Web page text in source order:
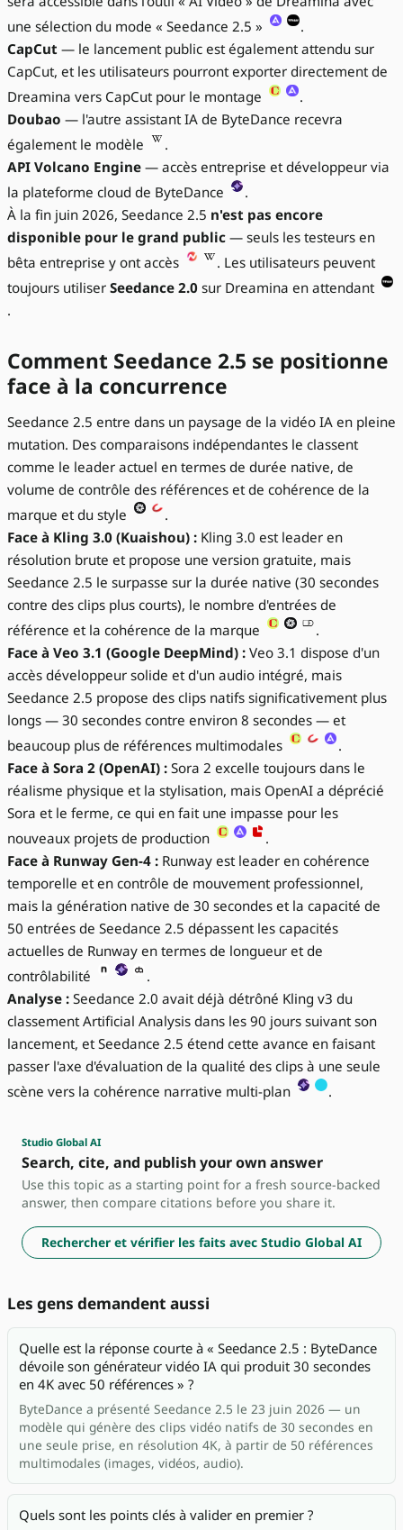
une sélection du mode « Seedance 2.5 »
.
CapCut — le lancement public est également attendu sur
CapCut, et les utilisateurs pourront exporter directement de
Dreamina vers CapCut pour le montage
.
Doubao — l'autre assistant IA de ByteDance recevra
également le modèle
.
API Volcano Engine — accès entreprise et développeur via
la plateforme cloud de ByteDance
.
À la fin juin 2026, Seedance 2.5 n'est pas encore
disponible pour le grand public — seuls les testeurs en
bêta entreprise y ont accès
. Les utilisateurs peuvent
toujours utiliser Seedance 2.0 sur Dreamina en attendant
.
Comment Seedance 2.5 se positionne
face à la concurrence
Seedance 2.5 entre dans un paysage de la vidéo IA en pleine
mutation. Des comparaisons indépendantes le classent
comme le leader actuel en termes de durée native, de
volume de contrôle des références et de cohérence de la
marque et du style
.
Face à Kling 3.0 (Kuaishou) : Kling 3.0 est leader en
résolution brute et propose une version gratuite, mais
Seedance 2.5 le surpasse sur la durée native (30 secondes
contre des clips plus courts), le nombre d'entrées de
référence et la cohérence de la marque
.
Face à Veo 3.1 (Google DeepMind) : Veo 3.1 dispose d'un
accès développeur solide et d'un audio intégré, mais
Seedance 2.5 propose des clips natifs significativement plus
longs — 30 secondes contre environ 8 secondes — et
beaucoup plus de références multimodales
.
Face à Sora 2 (OpenAI) : Sora 2 excelle toujours dans le
réalisme physique et la stylisation, mais OpenAI a déprécié
Sora et le ferme, ce qui en fait une impasse pour les
nouveaux projets de production
.
Face à Runway Gen-4 : Runway est leader en cohérence
temporelle et en contrôle de mouvement professionnel,
mais la génération native de 30 secondes et la capacité de
50 entrées de Seedance 2.5 dépassent les capacités
actuelles de Runway en termes de longueur et de
contrôlabilité
.
Analyse : Seedance 2.0 avait déjà détrôné Kling v3 du
classement Artificial Analysis dans les 90 jours suivant son
lancement, et Seedance 2.5 étend cette avance en faisant
passer l'axe d'évaluation de la qualité des clips à une seule
scène vers la cohérence narrative multi-plan
.
Studio Global AI
Search, cite, and publish your own answer
Use this topic as a starting point for a fresh source-backed
answer, then compare citations before you share it.
Rechercher et vérifier les faits avec Studio Global AI
Les gens demandent aussi
Quelle est la réponse courte à « Seedance 2.5 : ByteDance
dévoile son générateur vidéo IA qui produit 30 secondes
en 4K avec 50 références » ?
ByteDance a présenté Seedance 2.5 le 23 juin 2026 — un
modèle qui génère des clips vidéo natifs de 30 secondes en
une seule prise, en résolution 4K, à partir de 50 références
multimodales (images, vidéos, audio).
Quels sont les points clés à valider en premier ?